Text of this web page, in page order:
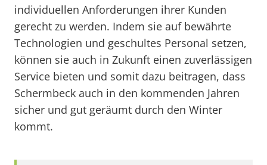
individuellen Anforderungen ihrer Kunden
gerecht zu werden. Indem sie auf bewährte
Technologien und geschultes Personal setzen,
können sie auch in Zukunft einen zuverlässigen
Service bieten und somit dazu beitragen, dass
Schermbeck auch in den kommenden Jahren
sicher und gut geräumt durch den Winter
kommt.